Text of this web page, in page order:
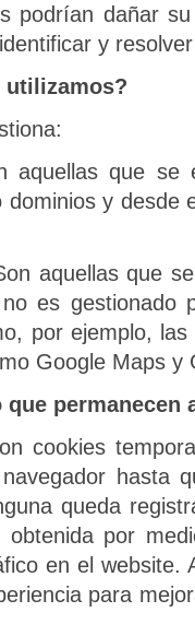
podrían dañar
y
utilizamos?
que se
y desde
aquellas que
es gestionado
por ejemplo,
Google Maps y
permanecen
cookies
hasta
queda
obtenida por
en el website.
para